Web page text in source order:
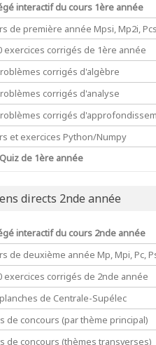
interactif du cours 1ère année
de première année Mpsi, Mp2i,
exercices corrigés de 1ère année
corrigés d'algèbre
corrigés d'analyse
corrigés
et exercices Python/Numpy
de 1ère année
directs 2nde année
interactif du cours 2nde année
de deuxième année Mp, Mpi, Pc,
exercices corrigés de 2nde année
de Centrale-Supélec
de concours (par thème principal)
de concours (thèmes transverses)